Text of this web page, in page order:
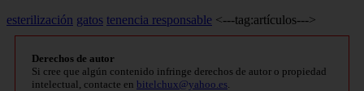
esterilización gatos tenencia responsable <---tag:artículos--->
Derechos de autor
Si cree que algún contenido infringe derechos de autor o propiedad
intelectual, contacte en bitelchux@yahoo.es